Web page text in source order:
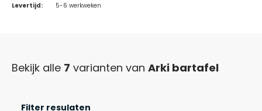
Levertijd:
5-6 werkweken
Bekijk alle 7 varianten van Arki bartafel
Filter resulaten